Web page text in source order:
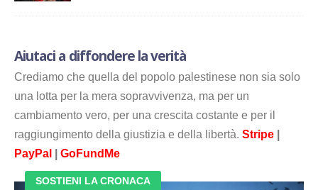
Aiutaci a diffondere la verità
Crediamo che quella del popolo palestinese non sia solo
una lotta per la mera sopravvivenza, ma per un
cambiamento vero, per una crescita costante e per il
raggiungimento della giustizia e della libertà. Stripe
PayPal
GoFundMe
SOSTIENI LA CRONACA